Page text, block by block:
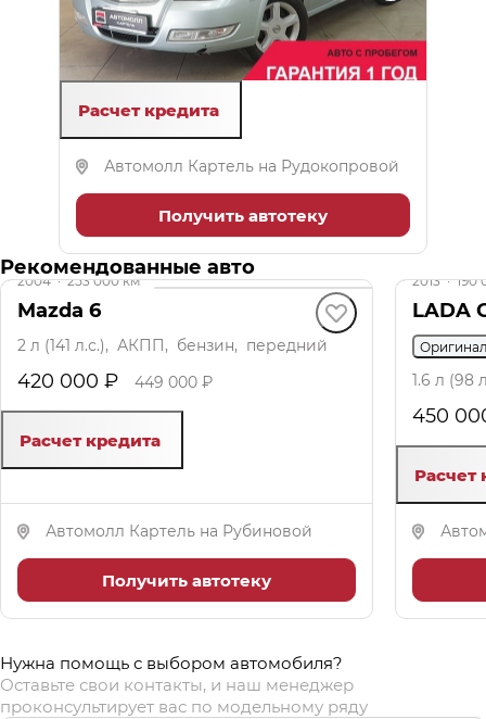
1.6 л (107 л.с.), АКПП, бензин, передний
359 000 ₽
Расчет кредита
Автомолл Картель на Рудокопровой
Получить автотеку
Рекомендованные авто
до 29 000 ₽
2004·253 000 км
Mazda 6
2 л (141 л.с.), АКПП, бензин, передний
420 000 ₽ 449 000 ₽
Расчет кредита
Автомолл Картель на Рубиновой
Получить автотеку
2013·190
LADA
1.6 л
450
Расчет
Нужна помощь с выбором автомобиля?
Оставьте свои контакты, и наш менеджер
проконсультирует вас по модельному ряду